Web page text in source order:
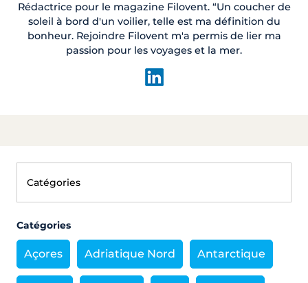
Rédactrice pour le magazine Filovent. “Un coucher de
soleil à bord d'un voilier, telle est ma définition du
bonheur. Rejoindre Filovent m'a permis de lier ma
passion pour les voyages et la mer.
Catégories
Açores Adriatique Nord Antarctique